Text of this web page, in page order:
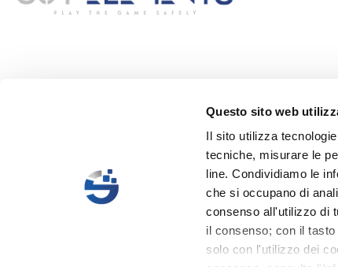
Questo sito web
Il sito utilizza
tecniche, misurare le
line. Condividiamo le
che si occupano di
consenso all'utilizzo di
il consenso; con il
solo con l'utilizzo dei